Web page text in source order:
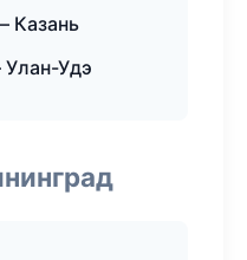
Казань
Удэ